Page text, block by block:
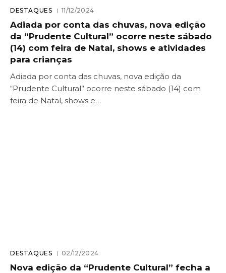
DESTAQUES 11/12/2024
Adiada por conta das chuvas, nova edição
da “Prudente Cultural” ocorre neste sábado
(14) com feira de Natal, shows e atividades
para crianças
Adiada por conta das chuvas, nova edição da
“Prudente Cultural” ocorre neste sábado (14) com
feira de Natal, shows e…
DESTAQUES 02/12/2024
Nova edição da “Prudente Cultural” fecha a